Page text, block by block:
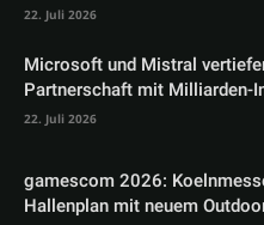
22. Juli 2026
Microsoft und Mistral
Partnerschaft mit Milliarden-
22. Juli 2026
gamescom 2026:
Hallenplan mit neuem